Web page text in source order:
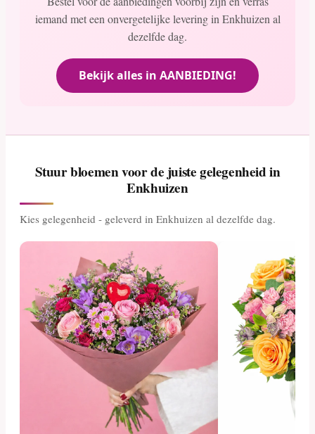
iemand met een onvergetelijke levering in Enkhuizen al
dezelfde dag.
Bekijk alles in AANBIEDING!
Stuur bloemen voor de juiste gelegenheid in
Enkhuizen
Kies gelegenheid - geleverd in Enkhuizen al dezelfde dag.